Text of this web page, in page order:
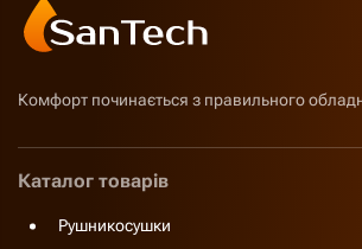
Комфорт починається з правильного
Каталог товарів
Рушникосушки